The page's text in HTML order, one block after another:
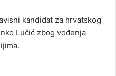
kandidat za hrvatskog
Lučić zbog vođenja